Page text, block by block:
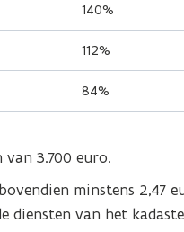
140%
112%
84%
3.700 euro.
minstens 2,47
diensten van het